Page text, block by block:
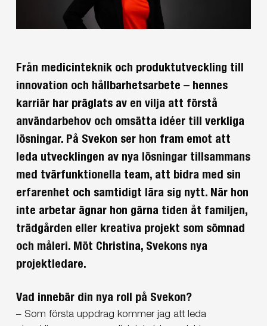
Från medicinteknik och produktutveckling till
innovation och hållbarhetsarbete – hennes
karriär har präglats av en vilja att förstå
användarbehov och omsätta idéer till verkliga
lösningar. På Svekon ser hon fram emot att
leda utvecklingen av nya lösningar tillsammans
med tvärfunktionella team, att bidra med sin
erfarenhet och samtidigt lära sig nytt. När hon
inte arbetar ägnar hon gärna tiden åt familjen,
trädgården eller kreativa projekt som sömnad
och måleri. Möt Christina, Svekons nya
projektledare.
Vad innebär din nya roll på Svekon?
– Som första uppdrag kommer jag att leda